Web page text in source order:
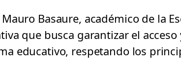
Mauro Basaure, académico de la
que busca garantizar el
educativo, respetando los